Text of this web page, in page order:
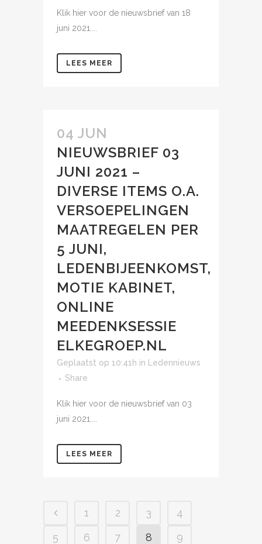
Klik hier voor de nieuwsbrief van 18
juni 2021....
LEES MEER
04 JUN
NIEUWSBRIEF 03
JUNI 2021 –
DIVERSE ITEMS O.A.
VERSOEPELINGEN
MAATREGELEN PER
5 JUNI,
LEDENBIJEENKOMST,
MOTIE KABINET,
ONLINE
MEEDENKSESSIE
ELKEGROEP.NL
Geplaatst op 10:41h in
Ledennieuws
Share
Klik hier voor de nieuwsbrief van 03
juni 2021....
LEES MEER
1 2 3
4
5
6 7 8
9